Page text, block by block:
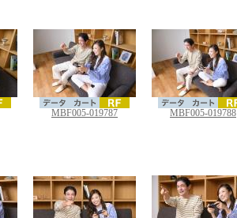
MBF005-019787 MBF005-019788